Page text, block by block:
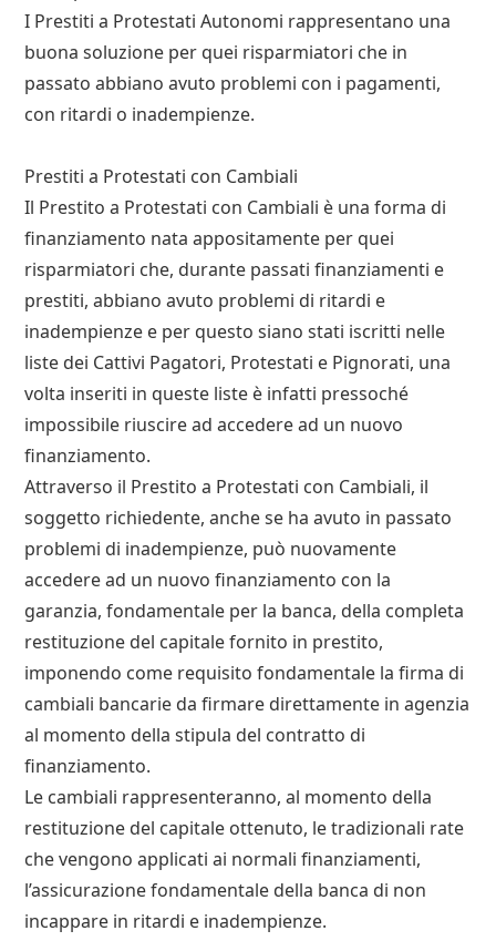
I Prestiti a Protestati Autonomi rappresentano una
buona soluzione per quei risparmiatori che in
passato abbiano avuto problemi con i pagamenti,
con ritardi o inadempienze.
Prestiti a Protestati con Cambiali
Il Prestito a Protestati con Cambiali è una forma di
finanziamento nata appositamente per quei
risparmiatori che, durante passati finanziamenti e
prestiti, abbiano avuto problemi di ritardi e
inadempienze e per questo siano stati iscritti nelle
liste dei Cattivi Pagatori, Protestati e Pignorati, una
volta inseriti in queste liste è infatti pressoché
impossibile riuscire ad accedere ad un nuovo
finanziamento.
Attraverso il Prestito a Protestati con Cambiali, il
soggetto richiedente, anche se ha avuto in passato
problemi di inadempienze, può nuovamente
accedere ad un nuovo finanziamento con la
garanzia, fondamentale per la banca, della completa
restituzione del capitale fornito in prestito,
imponendo come requisito fondamentale la firma di
cambiali bancarie da firmare direttamente in agenzia
al momento della stipula del contratto di
finanziamento.
Le cambiali rappresenteranno, al momento della
restituzione del capitale ottenuto, le tradizionali rate
che vengono applicati ai normali finanziamenti,
l’assicurazione fondamentale della banca di non
incappare in ritardi e inadempienze.